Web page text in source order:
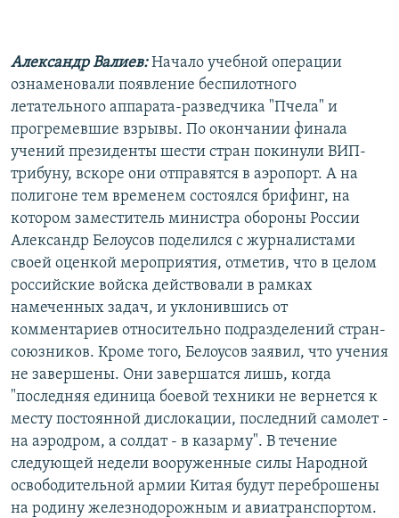
Александр Валиев: Начало учебной операции
ознаменовали появление беспилотного
летательного аппарата-разведчика "Пчела" и
прогремевшие взрывы. По окончании финала
учений президенты шести стран покинули ВИП-
трибуну, вскоре они отправятся в аэропорт. А на
полигоне тем временем состоялся брифинг, на
котором заместитель министра обороны России
Александр Белоусов поделился с журналистами
своей оценкой мероприятия, отметив, что в целом
российские войска действовали в рамках
намеченных задач, и уклонившись от
комментариев относительно подразделений стран-
союзников. Кроме того, Белоусов заявил, что учения
не завершены. Они завершатся лишь, когда
"последняя единица боевой техники не вернется к
месту постоянной дислокации, последний самолет -
на аэродром, а солдат - в казарму". В течение
следующей недели вооруженные силы Народной
освободительной армии Китая будут переброшены
на родину железнодорожным и авиатранспортом.